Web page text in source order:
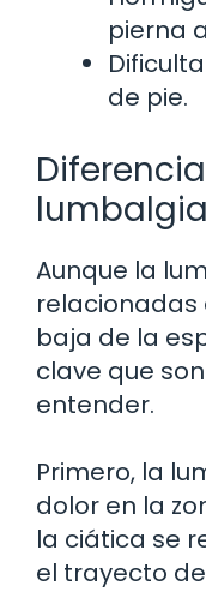
pierna
de pie.
Aunque la
relacionadas
baja de la
clave que
entender.
Primero, la
dolor en la
la ciática se
el trayecto